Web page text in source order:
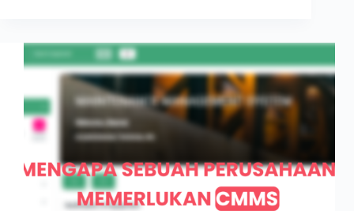
pada
sebuah
Bisnis